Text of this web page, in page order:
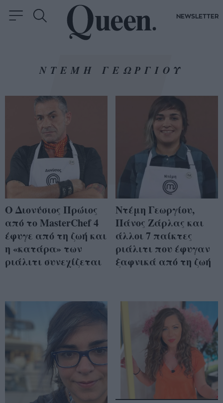
NEWSLETTER
ΝΤΕΜΗ ΓΕΩΡΓΙΟΥ
Ο Διονύσιος Πρώιος
από το MasterChef 4
έφυγε από τη ζωή και
η «κατάρα» των
ριάλιτι συνεχίζεται
Nτέμη Γεωργίου,
Πάνος Ζάρλας και
άλλοι 7 παίκτες
ριάλιτι που έφυγαν
ξαφνικά από τη ζωή